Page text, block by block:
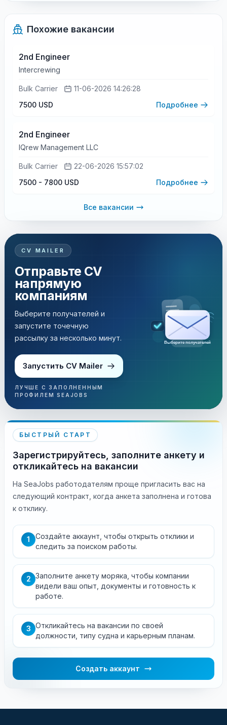
Похожие вакансии
2nd Engineer
Intercrewing
Bulk Carrier
11-06-2026 14:26:28
7500 USD
Подробнее
2nd Engineer
IQrew Management LLC
Bulk Carrier
22-06-2026 15:57:02
7500 - 7800 USD
Подробнее
Все вакансии
CV MAILER
Отправьте CV
напрямую
компаниям
Выберите получателей и
запустите точечную
рассылку за несколько минут.
Запустить CV Mailer
ЛУЧШЕ С ЗАПОЛНЕННЫМ
ПРОФИЛЕМ SEAJOBS
Выберите получателей
БЫСТРЫЙ СТАРТ
Зарегистрируйтесь, заполните анкету и
откликайтесь на вакансии
На SeaJobs работодателям проще пригласить вас на
следующий контракт, когда анкета заполнена и готова
к отклику.
1
Создайте аккаунт, чтобы открыть отклики и
следить за поиском работы.
2 Заполните анкету моряка, чтобы компании
видели ваш опыт, документы и готовность к
работе.
3 Откликайтесь на вакансии по своей
должности, типу судна и карьерным планам.
Создать аккаунт